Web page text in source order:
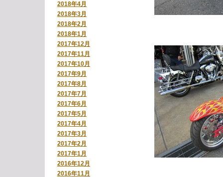
2018年4月
2018年3月
2018年2月
2018年1月
2017年12月
2017年11月
2017年10月
2017年9月
2017年8月
2017年7月
2017年6月
2017年5月
2017年4月
2017年3月
2017年2月
2017年1月
2016年12月
2016年11月